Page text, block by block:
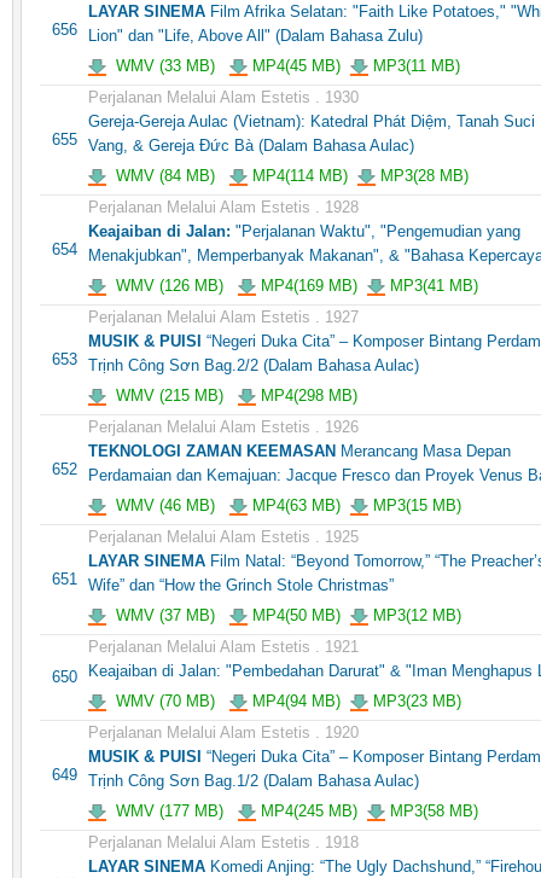
656
LAYAR SINEMA Film Afrika Selatan: "Faith Like Potatoes,"
Lion" dan "Life, Above All" (Dalam Bahasa Zulu)
WMV (33 MB)
MP4(45 MB) MP3(11 MB)
655
Perjalanan Melalui Alam Estetis . 1930
Gereja-Gereja Aulac (Vietnam): Katedral Phát Diệm, Tanah Suci
Vang, & Gereja Đức Bà (Dalam Bahasa Aulac)
WMV (84 MB)
MP4(114 MB) MP3(28 MB)
654
Perjalanan Melalui Alam Estetis . 1928
Keajaiban di Jalan: "Perjalanan Waktu", "Pengemudian yang
Menakjubkan", Memperbanyak Makanan", & "Bahasa
WMV (126 MB)
MP4(169 MB) MP3(41 MB)
653
Perjalanan Melalui Alam Estetis . 1927
MUSIK & PUISI “Negeri Duka Cita” – Komposer Bintang
Trịnh Công Sơn Bag.2/2 (Dalam Bahasa Aulac)
WMV (215 MB)
MP4(298 MB)
652
Perjalanan Melalui Alam Estetis . 1926
TEKNOLOGI ZAMAN KEEMASAN Merancang Masa Depan
Perdamaian dan Kemajuan: Jacque Fresco dan Proyek Venus
WMV (46 MB)
MP4(63 MB) MP3(15 MB)
651
Perjalanan Melalui Alam Estetis . 1925
LAYAR SINEMA Film Natal: “Beyond Tomorrow,” “The
Wife” dan “How the Grinch Stole Christmas”
WMV (37 MB)
MP4(50 MB) MP3(12 MB)
650
Perjalanan Melalui Alam Estetis . 1921
Keajaiban di Jalan: "Pembedahan Darurat" & "Iman Menghapus
WMV (70 MB)
MP4(94 MB) MP3(23 MB)
649
Perjalanan Melalui Alam Estetis . 1920
MUSIK & PUISI “Negeri Duka Cita” – Komposer Bintang
Trịnh Công Sơn Bag.1/2 (Dalam Bahasa Aulac)
WMV (177 MB)
MP4(245 MB) MP3(58 MB)
Perjalanan Melalui Alam Estetis . 1918
LAYAR SINEMA Komedi Anjing: “The Ugly Dachshund,”